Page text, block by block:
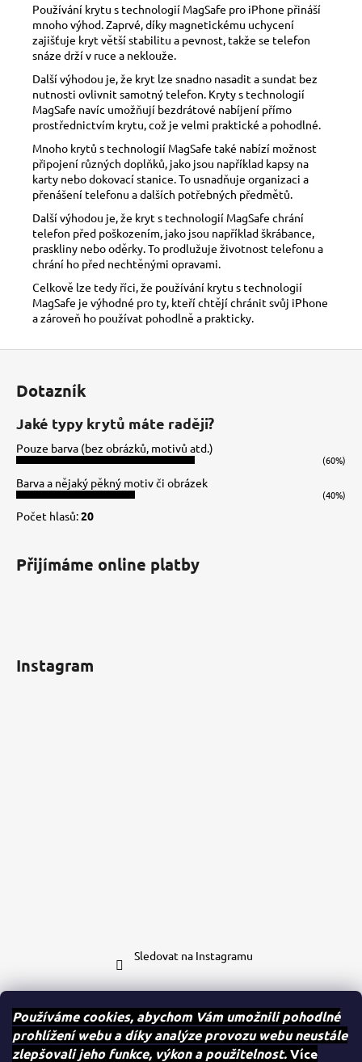
Používáme cookies, abychom Vám umožnili pohodlné
prohlížení webu a díky analýze provozu webu neustále
zlepšovali jeho funkce, výkon a použitelnost.Více
Používání krytu s technologií MagSafe pro iPhone přináší
mnoho výhod. Zaprvé, díky magnetickému uchycení
zajišťuje kryt větší stabilitu a pevnost, takže se telefon
snáze drží v ruce a neklouže.
Další výhodou je, že kryt lze snadno nasadit a sundat bez
nutnosti ovlivnit samotný telefon. Kryty s technologií
MagSafe navíc umožňují bezdrátové nabíjení přímo
prostřednictvím krytu, což je velmi praktické a pohodlné.
Mnoho krytů s technologií MagSafe také nabízí možnost
připojení různých doplňků, jako jsou například kapsy na
karty nebo dokovací stanice. To usnadňuje organizaci a
přenášení telefonu a dalších potřebných předmětů.
Další výhodou je, že kryt s technologií MagSafe chrání
telefon před poškozením, jako jsou například škrábance,
praskliny nebo oděrky. To prodlužuje životnost telefonu a
chrání ho před nechtěnými opravami.
Celkově lze tedy říci, že používání krytu s technologií
MagSafe je výhodné pro ty, kteří chtějí chránit svůj iPhone
a zároveň ho používat pohodlně a prakticky.
Dotazník
Jaké typy krytů máte raději?
Pouze barva (bez obrázků, motivů atd.)
(60%)
Barva a nějaký pěkný motiv či obrázek
(40%)
Počet hlasů:20
Přijímáme online platby
Instagram
Sledovat na Instagramu
Kontakt
eshop@case-mates.cz
+420 604 280 091